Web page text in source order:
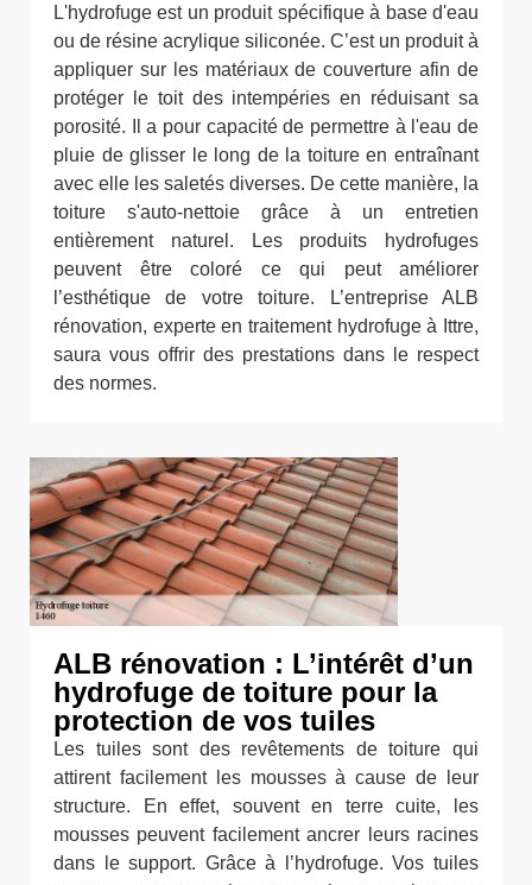
L'hydrofuge est un produit spécifique à base d'eau
ou de résine acrylique siliconée. C’est un produit à
appliquer sur les matériaux de couverture afin de
protéger le toit des intempéries en réduisant sa
porosité. Il a pour capacité de permettre à l'eau de
pluie de glisser le long de la toiture en entraînant
avec elle les saletés diverses. De cette manière, la
toiture s'auto-nettoie grâce à un entretien
entièrement naturel. Les produits hydrofuges
peuvent être coloré ce qui peut améliorer
l’esthétique de votre toiture. L’entreprise ALB
rénovation, experte en traitement hydrofuge à Ittre,
saura vous offrir des prestations dans le respect
des normes.
ALB rénovation : L’intérêt d’un
hydrofuge de toiture pour la
protection de vos tuiles
Les tuiles sont des revêtements de toiture qui
attirent facilement les mousses à cause de leur
structure. En effet, souvent en terre cuite, les
mousses peuvent facilement ancrer leurs racines
dans le support. Grâce à l’hydrofuge. Vos tuiles